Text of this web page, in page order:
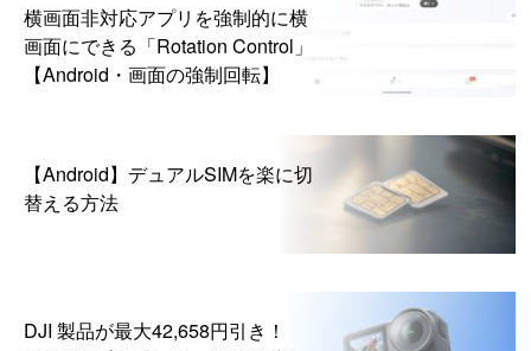
横画面非対応アプリを強制的に横
画面にできる「Rotation Control」
【Android・画面の強制回転】
【Android】デュアルSIMを楽に切
替える方法
DJI 製品が最大42,658円引き！